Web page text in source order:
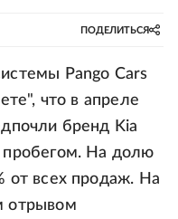
ПОДЕЛИТЬСЯ
Pango Cars
что в апреле
бренд Kia
пробегом. На долю
от всех продаж. На
отрывом